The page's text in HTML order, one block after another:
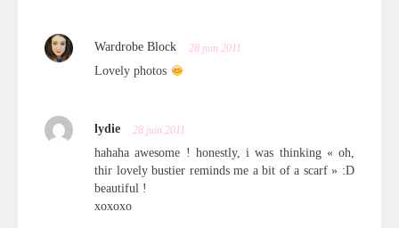
Wardrobe Block 28 juin 2011
Lovely photos
lydie 28 juin 2011
hahaha awesome ! honestly, i was thinking « oh,
thir lovely bustier reminds me a bit of a scarf » :D
beautiful !
xoxoxo